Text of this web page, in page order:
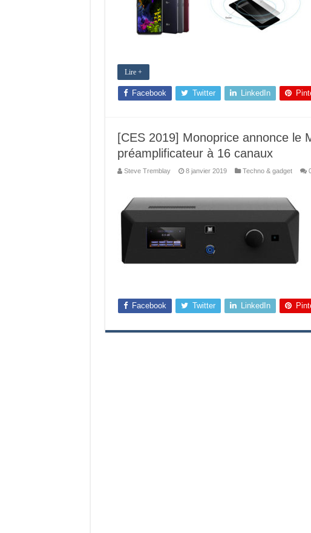
Lire +
Facebook Twitter LinkedIn
[CES 2019] Monoprice annonce le
préamplificateur à 16 canaux
Steve Tremblay 8 janvier 2019 Techno & gadget
Facebook Twitter LinkedIn